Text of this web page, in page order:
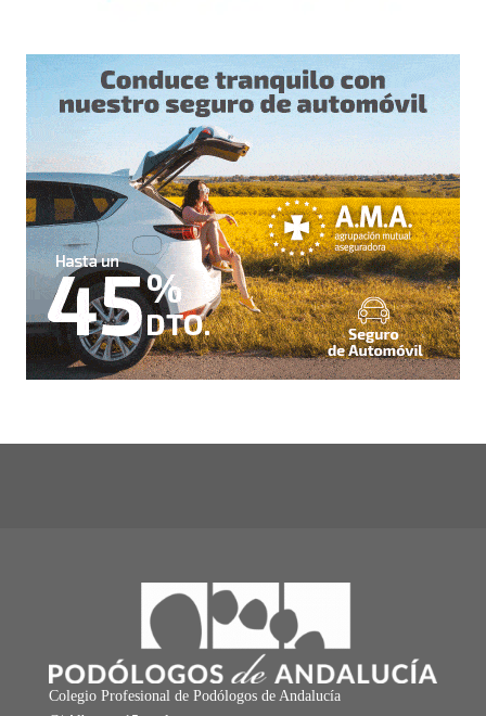
Colegio Profesional de Podólogos de Andalucía